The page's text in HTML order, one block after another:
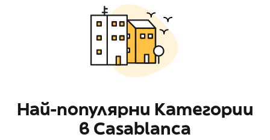
Най-популярни Категории
в Casablanca